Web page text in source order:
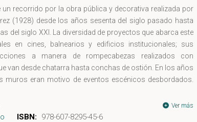
recorrido por la obra pública y decorativa realizada por
(1928) desde los años sesenta del siglo pasado hasta
del siglo XXI. La diversidad de proyectos que abarca este
en cines, balnearios y edificios institucionales; sus
a manera de rompecabezas realizados con
van desde chatarra hasta conchas de ostión. En los años
muros eran motivo de eventos escénicos desbordados.
y el olvido y aún podemos disfrutar de ellos en
Ver más
ISBN:
978-607-8295-45-6